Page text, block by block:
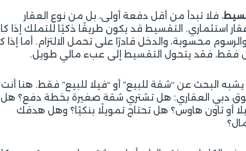
، فلا تبدأ من أقل دفعة أولى، بل من نوع العقار
استثماري. التقسيط قد يكون طريقًا ذكيًا للتملك إذا
محسوبة، والدخل قادرًا على تحمل الالتزام. أما إذا
فقط، فقد يتحول التقسيط إلى عبء مالي طويل.
يشبه البحث عن “شقة للبيع” أو “فيلا للبيع” فقط. هنا أنت
سوق دبي العقاري: هل تشتري شقة صغيرة بخطة دفع؟ هل
أو تاون هاوس؟ هل تحتاج تمويلًا بنكيًا؟ وهل هدفك